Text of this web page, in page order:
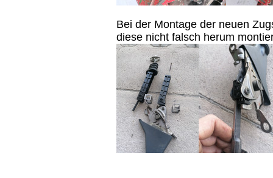
Bei der Montage der neuen
diese nicht falsch herum